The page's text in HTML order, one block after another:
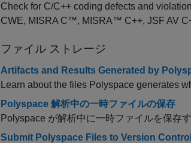
Check for C/C++ coding defects and
CWE, MISRA C™, MISRA™ C++, JSF AV
ファイル ストレージ
Artifacts and Results Generated by
Learn about the files Polyspace generates
Polyspace 解析中の一時ファイルの保存
Polyspace が解析中に一時ファイルを保存
Submit Polyspace Files to Version Control